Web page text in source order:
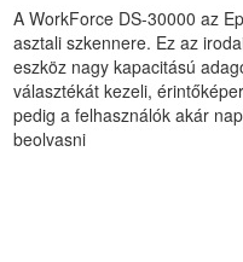
A WorkForce DS-30000 az
asztali szkennere. Ez az
eszköz nagy kapacitású
választékát kezeli,
pedig a felhasználók akár
beolvasni